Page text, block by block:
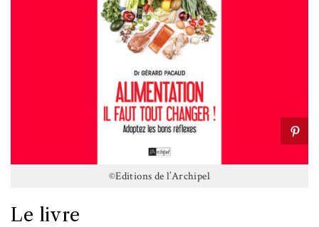
©Editions de l’Archipel
Le livre